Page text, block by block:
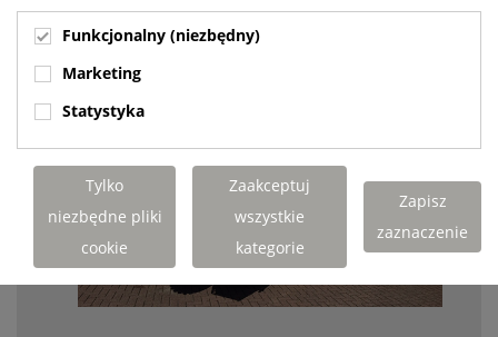
Funkcjonalny (niezbędny)
Marketing
Statystyka
Tylko
niezbędne pliki
cookie
Zaakceptuj
wszystkie
kategorie
Zapisz
zaznaczenie